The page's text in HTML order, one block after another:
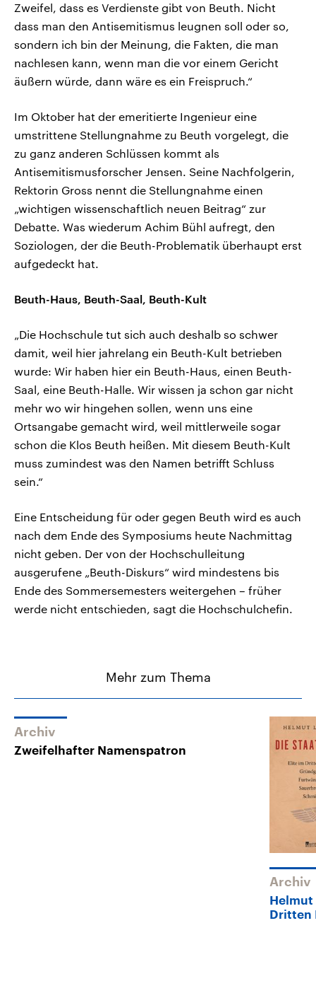
Zweifel, dass es Verdienste gibt von Beuth. Nicht
dass man den Antisemitismus leugnen soll oder so,
sondern ich bin der Meinung, die Fakten, die man
nachlesen kann, wenn man die vor einem Gericht
äußern würde, dann wäre es ein Freispruch.“
Im Oktober hat der emeritierte Ingenieur eine
umstrittene Stellungnahme zu Beuth vorgelegt, die
zu ganz anderen Schlüssen kommt als
Antisemitismusforscher Jensen. Seine Nachfolgerin,
Rektorin Gross nennt die Stellungnahme einen
„wichtigen wissenschaftlich neuen Beitrag“ zur
Debatte. Was wiederum Achim Bühl aufregt, den
Soziologen, der die Beuth-Problematik überhaupt erst
aufgedeckt hat.
Beuth-Haus, Beuth-Saal, Beuth-Kult
„Die Hochschule tut sich auch deshalb so schwer
damit, weil hier jahrelang ein Beuth-Kult betrieben
wurde: Wir haben hier ein Beuth-Haus, einen Beuth-
Saal, eine Beuth-Halle. Wir wissen ja schon gar nicht
mehr wo wir hingehen sollen, wenn uns eine
Ortsangabe gemacht wird, weil mittlerweile sogar
schon die Klos Beuth heißen. Mit diesem Beuth-Kult
muss zumindest was den Namen betrifft Schluss
sein.“
Eine Entscheidung für oder gegen Beuth wird es auch
nach dem Ende des Symposiums heute Nachmittag
nicht geben. Der von der Hochschulleitung
ausgerufene „Beuth-Diskurs“ wird mindestens bis
Ende des Sommersemesters weitergehen – früher
werde nicht entschieden, sagt die Hochschulchefin.
Mehr zum Thema
Archiv
Zweifelhafter Namenspatron
Archiv
Dritten